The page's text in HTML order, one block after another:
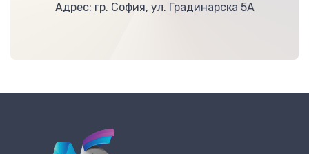
Адрес: гр. София, ул. Градинарска 5А